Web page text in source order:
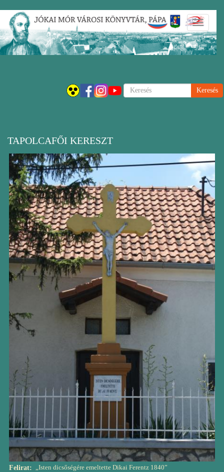
Ugrás
tartalomra
Keresés
TAPOLCAFŐI KERESZT
Felirat
„Isten dicsőségére emeltette Dikai Ferentz 1840”